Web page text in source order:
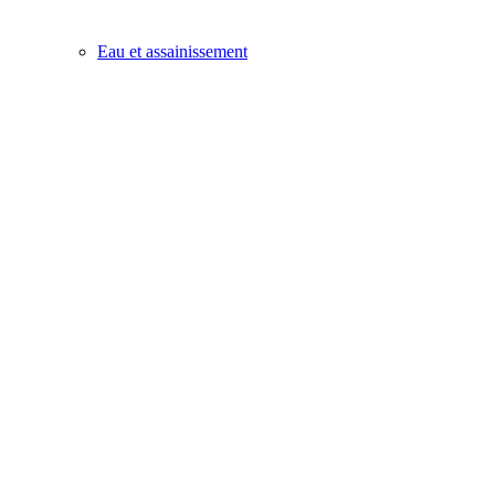
Eau et assainissement